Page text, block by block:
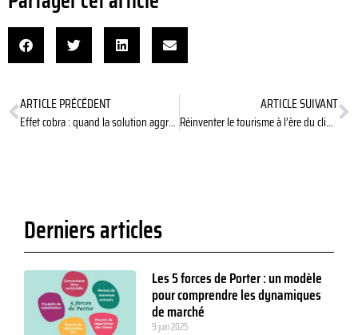
ARTICLE PRÉCÉDENT
Effet cobra : quand la solution aggrave le problème
ARTICLE SUIVANT
Réinventer le tourisme à l’ère du climat
Derniers articles
Les 5 forces de Porter : un modèle
pour comprendre les dynamiques
de marché
9 juin 2025